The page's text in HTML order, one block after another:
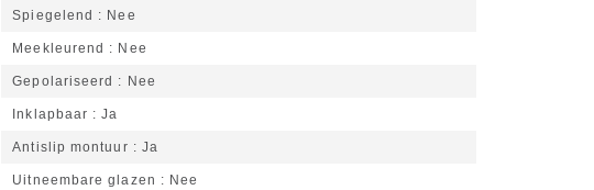
Spiegelend Nee
Meekleurend Nee
Gepolariseerd Nee
Inklapbaar Ja
Antislip montuur Ja
Uitneembare glazen Nee